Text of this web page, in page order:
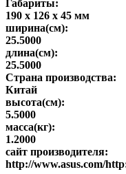
Габариты:
190 х 126 х 45 мм
ширина(см):
25.5000
длина(см):
25.5000
Страна производства:
Китай
высота(см):
5.5000
масса(кг):
1.2000
сайт производителя:
http://www.asus.com/